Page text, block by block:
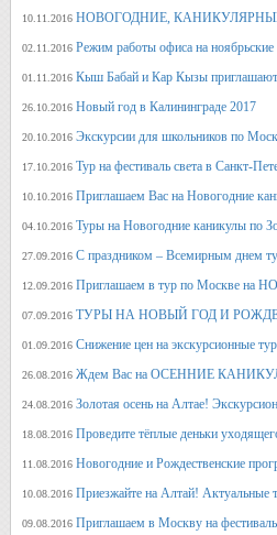
10.11.2016 НОВОГОДНИЕ,
02.11.2016 Режим работы офиса на ноябрьские
01.11.2016 Кыш Бабай и Кар Кызы
26.10.2016 Новый год в Калининграде 2017
20.10.2016 Экскурсии для школьников по
17.10.2016 Тур на фестиваль света в Санкт-
10.10.2016 Приглашаем Вас на Новогодние
04.10.2016 Туры на Новогодние каникулы по
27.09.2016 С праздником – Всемирным днем
12.09.2016 Приглашаем в тур по Москве на
07.09.2016 ТУРЫ НА НОВЫЙ ГОД И
01.09.2016 Снижение цен на экскурсионные
26.08.2016 Ждем Вас на ОСЕННИЕ
24.08.2016 Золотая осень на Алтае!
18.08.2016 Проведите тёплые деньки
11.08.2016 Новогодние и Рождественские
10.08.2016 Приезжайте на Алтай! Актуальные
09.08.2016 Приглашаем в Москву на